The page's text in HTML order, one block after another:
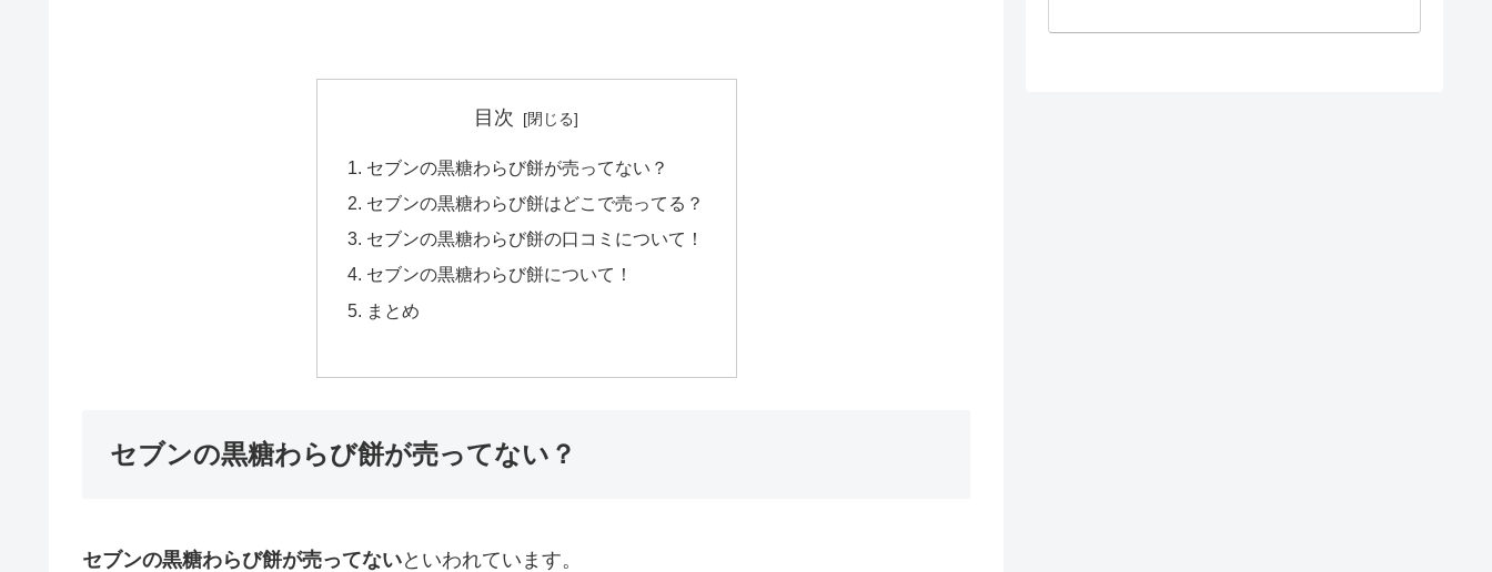
目次
セブンの黒糖わらび餅が売ってない？
セブンの黒糖わらび餅はどこで売ってる？
セブンの黒糖わらび餅の口コミについて！
セブンの黒糖わらび餅について！
まとめ
セブンの黒糖わらび餅が売ってない？
セブンの黒糖わらび餅が売ってないといわれています。